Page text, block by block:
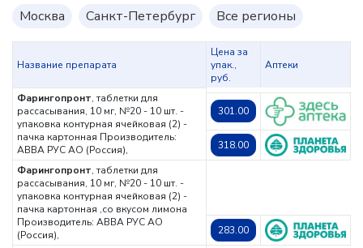
Москва Санкт-Петербург Все регионы
Название препарата
Цена за
упак.,
руб.
Аптеки
Фарингопронт, таблетки для
рассасывания, 10 мг, №20 - 10 шт. -
упаковка контурная ячейковая (2) -
пачка картонная Производитель:
АВВА РУС АО (Россия),
301.00
318.00
Фарингопронт, таблетки для
рассасывания, 10 мг, №20 - 10 шт. -
упаковка контурная ячейковая (2) -
пачка картонная ,со вкусом лимона
Производитель: АВВА РУС АО
(Россия),
283.00